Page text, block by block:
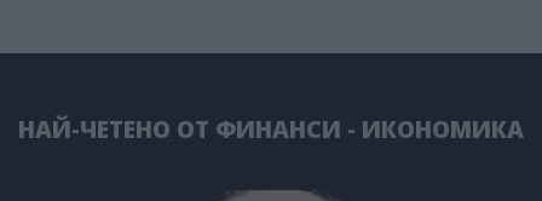
НАЙ-ЧЕТЕНО ОТ ФИНАНСИ - ИКОНОМИКА